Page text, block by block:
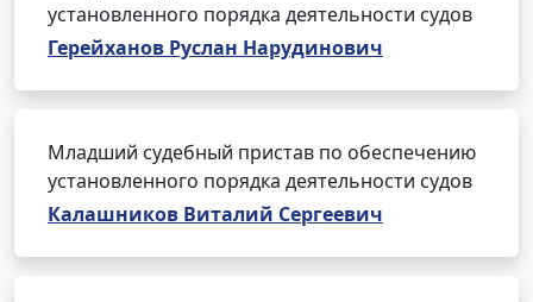
установленного порядка деятельности судов
Герейханов Руслан Нарудинович
Младший судебный пристав по обеспечению
установленного порядка деятельности судов
Калашников Виталий Сергеевич